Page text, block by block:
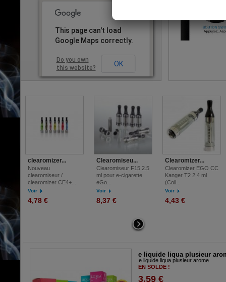
e liquide liqua plusieur arome
This page can't load
Google Maps correctly.
Do you own
this website?
OK
clearomizer...
Nouveau
clearomiseur /
clearomizer CE4+...
Voir
4,78 €
Clearomiseu...
Clearomiseur F15 2.5
ml pour e-cigarette
eGo...
Voir
8,37 €
Clearomizer...
Clearomizer EGO CC
Kanger T2 2.4 ml
(Coil...
Voir
4,43 €
e liquide liqua plusieur
EN SOLDE !
3,59 €
l'abréviation de